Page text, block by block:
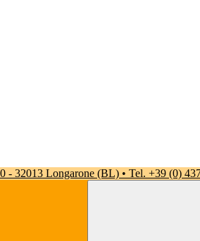
- 32013 Longarone (BL) • Tel. +39 (0)